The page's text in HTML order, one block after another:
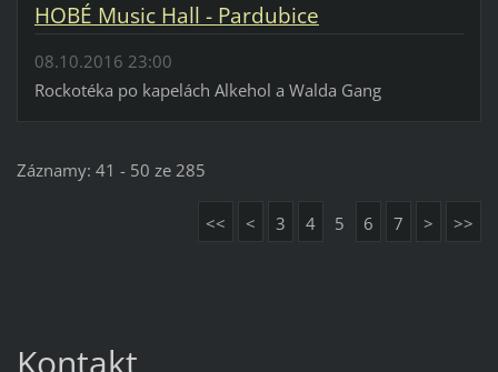
HOBÉ Music Hall - Pardubice
08.10.2016 23:00
Rockotéka po kapelách Alkehol a Walda Gang
Záznamy: 41 - 50 ze 285
<< < 3 4 5 6 7 > >>
Kontakt